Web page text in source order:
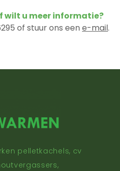
wilt u meer informatie?
of stuur ons een e-mail.
pelletkachels, cv